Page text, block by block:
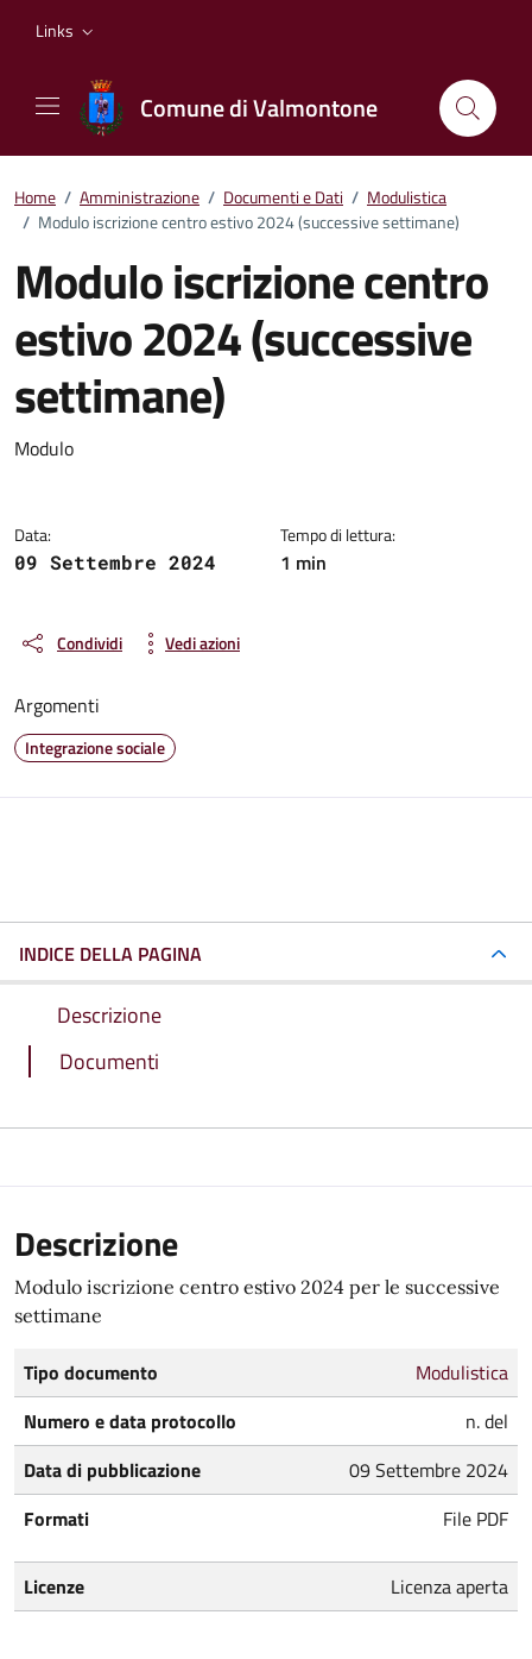
Links
Comune di Valmontone
Home / Amministrazione / Documenti e Dati / Modulistica
/ Modulo iscrizione centro estivo 2024 (successive settimane)
Modulo iscrizione centro
estivo 2024 (successive
settimane)
Dettagli del documento
Modulo
Data:
09 Settembre 2024
Tempo di lettura:
1 min
Condividi Vedi azioni
Argomenti
Integrazione sociale
INDICE DELLA PAGINA
Descrizione
Documenti
Descrizione
Modulo iscrizione centro estivo 2024 per le successive
settimane
Tipo documento
Modulistica
Numero e data protocollo
n. del
Data di pubblicazione
09 Settembre 2024
Formati
File PDF
Licenze Licenza aperta